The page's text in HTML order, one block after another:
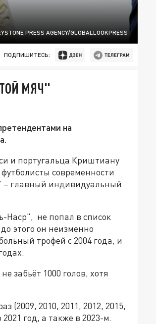
PRESS AGENCY/GLOBALLOOKPRESS
ПОДПИШИТЕСЬ:
МЯЧ"
на
и португальца Криштиану
современности
– главный индивидуальный
Наср", не попал в список
этого он неизменно
трофей с 2004 года, и
забьёт 1000 голов, хотя
(2009, 2010, 2011, 2012, 2015,
год, а также в 2023-м.